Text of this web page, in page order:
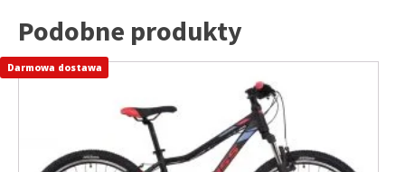
Podobne produkty
Ten
wariantów.
Darmowa dostawa